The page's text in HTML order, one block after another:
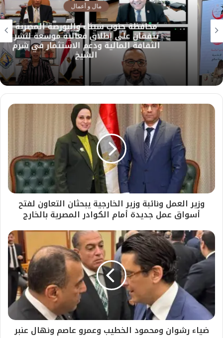
مال و أعمال
محافظة جنوب سيناء والبورصة المصرية
تتفقان على إطلاق فعالية موسعة لنشر
الثقافة المالية ودعم الاستثمار في شرم
الشيخ
وزير العمل ونائبة وزير الخارجية يبحثان التعاون لفتح
أسواق عمل جديدة أمام الكوادر المصرية بالخارج
ضياء رشوان ومحمود الخطيب وعمرو عاصم ونهال عنبر